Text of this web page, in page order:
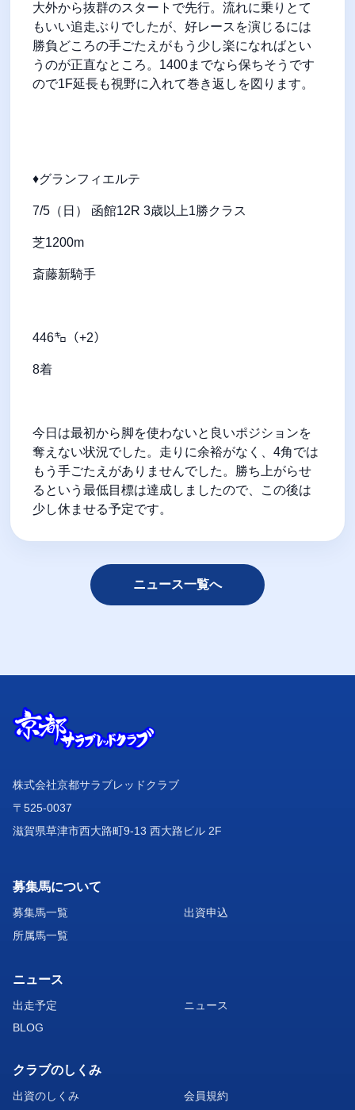
大外から抜群のスタートで先行。流れに乗りとて
もいい追走ぶりでしたが、好レースを演じるには
勝負どころの手ごたえがもう少し楽になればとい
うのが正直なところ。1400までなら保ちそうです
ので1F延長も視野に入れて巻き返しを図ります。
♦グランフィエルテ
7/5（日） 函館12R 3歳以上1勝クラス
芝1200m
斎藤新騎手
446㌔（+2）
8着
今日は最初から脚を使わないと良いポジションを
奪えない状況でした。走りに余裕がなく、4角では
もう手ごたえがありませんでした。勝ち上がらせ
るという最低目標は達成しましたので、この後は
少し休ませる予定です。
ニュース一覧へ
株式会社京都サラブレッドクラブ
〒525-0037
滋賀県草津市西大路町9-13 西大路ビル 2F
募集馬について
募集馬一覧
出資申込
所属馬一覧
ニュース
出走予定
ニュース
BLOG
クラブのしくみ
出資のしくみ 会員規約